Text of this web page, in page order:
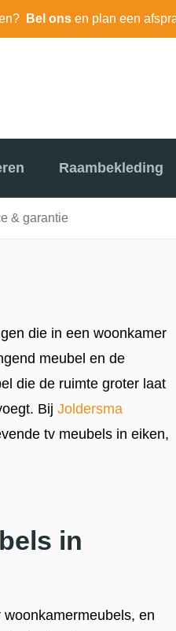
Bel onsen plan een
Raambekleding
& garantie
die in een woonkamer
meubel en de
die de ruimte groter laat
Bij Joldersma
tv meubels in eiken,
in
en